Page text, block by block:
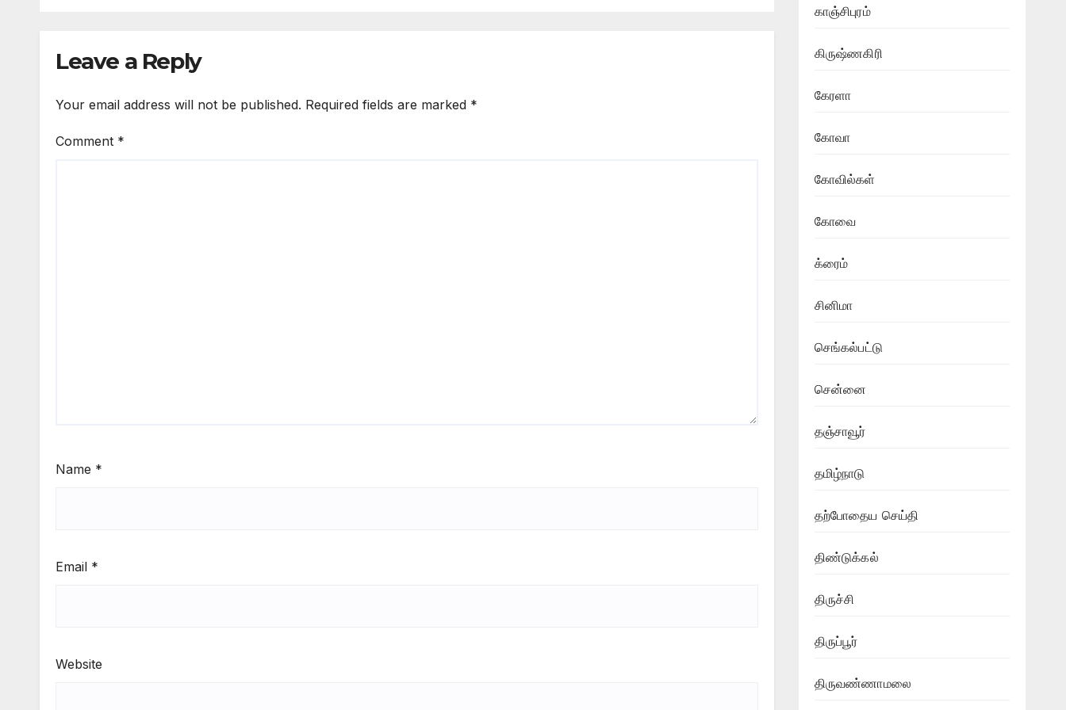
Leave a Reply
Your email address will not be published. Required fields are marked *
Comment *
Name *
Email *
Website
காஞ்சிபுரம்
கிருஷ்ணகிரி
கேரளா
கோவா
கோவில்கள்
கோவை
க்ரைம்
சினிமா
செங்கல்பட்டு
சென்னை
தஞ்சாவூர்
தமிழ்நாடு
தற்போதைய செய்தி
திண்டுக்கல்
திருச்சி
திருப்பூர்
திருவண்ணாமலை